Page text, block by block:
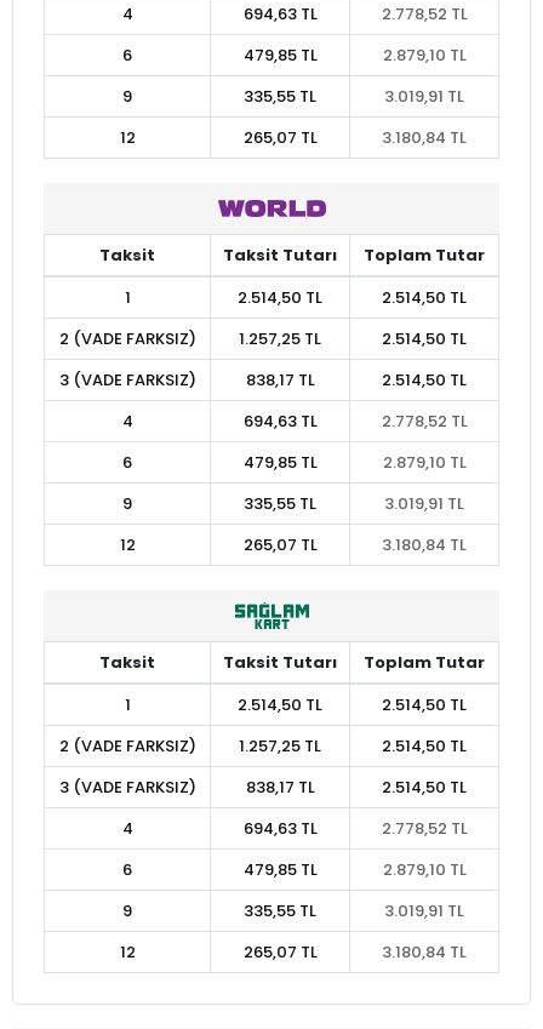
4
694,63 TL
2.778,52 TL
6
479,85 TL
2.879,10 TL
9
335,55 TL
3.019,91 TL
12
265,07 TL 3.180,84 TL
Taksit Taksit Tutarı
Toplam Tutar
1
2.514,50 TL
2.514,50 TL
2 (VADE FARKSIZ)
1.257,25 TL
2.514,50 TL
3 (VADE FARKSIZ)
838,17 TL
2.514,50 TL
4
694,63 TL
2.778,52 TL
6
479,85 TL
2.879,10 TL
9
335,55 TL
3.019,91 TL
12
265,07 TL 3.180,84 TL
Taksit Taksit Tutarı
Toplam Tutar
1
2.514,50 TL
2.514,50 TL
2 (VADE FARKSIZ)
1.257,25 TL
2.514,50 TL
3 (VADE FARKSIZ)
838,17 TL
2.514,50 TL
4
694,63 TL
2.778,52 TL
6
479,85 TL
2.879,10 TL
9
335,55 TL
3.019,91 TL
12
265,07 TL 3.180,84 TL